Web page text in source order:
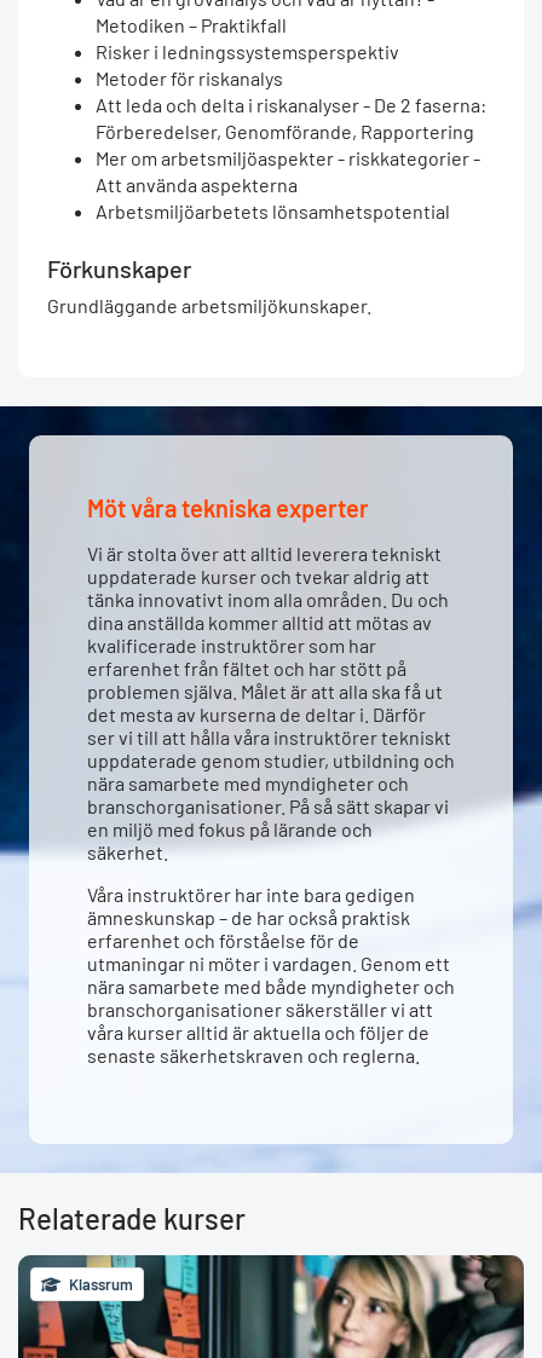
Metodiken – Praktikfall
Risker i ledningssystemsperspektiv
Metoder för riskanalys
Att leda och delta i riskanalyser - De 2 faserna:
Förberedelser, Genomförande, Rapportering
Mer om arbetsmiljöaspekter - riskkategorier -
Att använda aspekterna
Arbetsmiljöarbetets lönsamhetspotential
Förkunskaper
Grundläggande arbetsmiljökunskaper.
Möt våra tekniska experter
Vi är stolta över att alltid leverera tekniskt
uppdaterade kurser och tvekar aldrig att
tänka innovativt inom alla områden. Du och
dina anställda kommer alltid att mötas av
kvalificerade instruktörer som har
erfarenhet från fältet och har stött på
problemen själva. Målet är att alla ska få ut
det mesta av kurserna de deltar i. Därför
ser vi till att hålla våra instruktörer tekniskt
uppdaterade genom studier, utbildning och
nära samarbete med myndigheter och
branschorganisationer. På så sätt skapar vi
en miljö med fokus på lärande och
säkerhet.
Våra instruktörer har inte bara gedigen
ämneskunskap – de har också praktisk
erfarenhet och förståelse för de
utmaningar ni möter i vardagen. Genom ett
nära samarbete med både myndigheter och
branschorganisationer säkerställer vi att
våra kurser alltid är aktuella och följer de
senaste säkerhetskraven och reglerna.
Relaterade kurser
Klassrum